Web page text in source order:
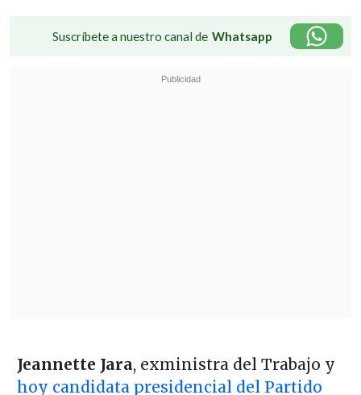
Suscríbete a nuestro canal de Whatsapp
Jeannette Jara, exministra del Trabajo y
hoy candidata presidencial del Partido